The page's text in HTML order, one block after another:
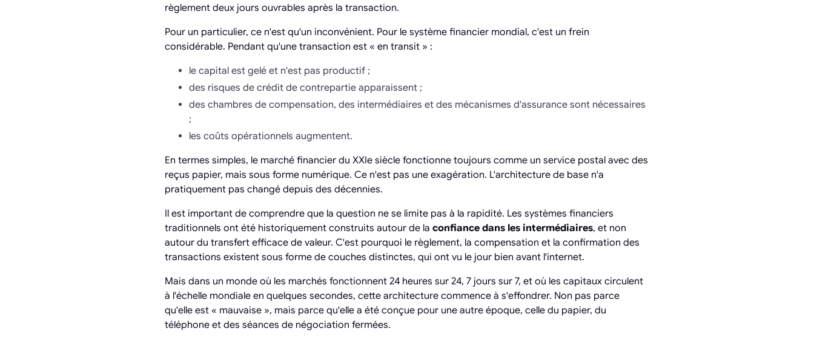
règlement deux jours ouvrables après la transaction.
Pour un particulier, ce n'est qu'un inconvénient. Pour le système financier mondial, c'est un frein
considérable. Pendant qu'une transaction est « en transit » :
le capital est gelé et n'est pas productif ;
des risques de crédit de contrepartie apparaissent ;
des chambres de compensation, des intermédiaires et des mécanismes d'assurance sont nécessaires
;
les coûts opérationnels augmentent.
En termes simples, le marché financier du XXIe siècle fonctionne toujours comme un service postal avec des
reçus papier, mais sous forme numérique. Ce n'est pas une exagération. L'architecture de base n'a
pratiquement pas changé depuis des décennies.
Il est important de comprendre que la question ne se limite pas à la rapidité. Les systèmes financiers
traditionnels ont été historiquement construits autour de la confiance dans les intermédiaires, et non
autour du transfert efficace de valeur. C'est pourquoi le règlement, la compensation et la confirmation des
transactions existent sous forme de couches distinctes, qui ont vu le jour bien avant l'internet.
Mais dans un monde où les marchés fonctionnent 24 heures sur 24, 7 jours sur 7, et où les capitaux circulent
à l'échelle mondiale en quelques secondes, cette architecture commence à s'effondrer. Non pas parce
qu'elle est « mauvaise », mais parce qu'elle a été conçue pour une autre époque, celle du papier, du
téléphone et des séances de négociation fermées.